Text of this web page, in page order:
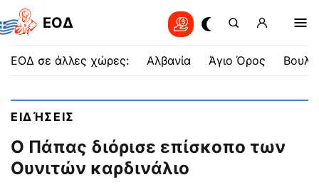
EOΔ
ΕΟΔ σε άλλες χώρες: Αλβανία Άγιο Όρος
ΕΙΔΉΣΕΙΣ
Ο Πάπας διόρισε επίσκοπο των
Ουνιτών καρδινάλιο